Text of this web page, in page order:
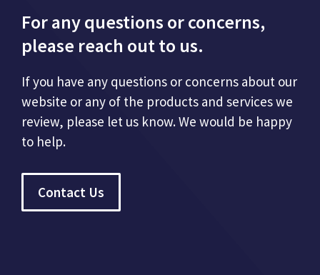
For any questions or concerns,
please reach out to us.
If you have any questions or concerns about our
website or any of the products and services we
review, please let us know. We would be happy
to help.
Contact Us